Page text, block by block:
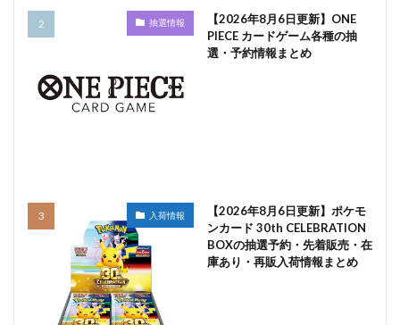
抽選情報
【2026年8月6日更新】ONE
PIECE カードゲーム各種の抽
選・予約情報まとめ
入荷情報
【2026年8月6日更新】ポケモ
ンカード 30th CELEBRATION
BOXの抽選予約・先着販売・在
庫あり・再販入荷情報まとめ